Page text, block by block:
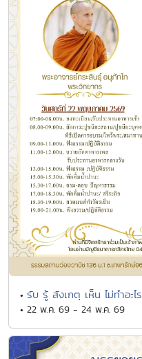
• รับ รู้ สังเกตุ เห็น ไม่ทำอะไร
• 22 พ.ค. 69 - 24 พ.ค. 69